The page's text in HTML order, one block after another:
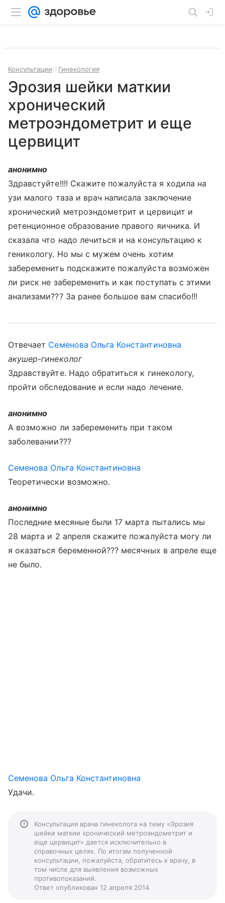
Консультации Гинекология
Эрозия шейки маткии
хронический
метроэндометрит и еще
цервицит
анонимно
Здравстуйте!!!! Скажите пожалуйста я ходила на
узи малого таза и врач написала заключение
хронический метроэндометрит и цервицит и
ретенционное образование правого яичника. И
сказала что надо лечиться и на консультацию к
геникологу. Но мы с мужем очень хотим
забеременить подскажите пожалуйста возможен
ли риск не забеременить и как поступать с этими
анализами??? За ранее большое вам спасибо!!!
Отвечает Семенова Ольга Константиновна
акушер-гинеколог
Здравствуйте. Надо обратиться к гинекологу,
пройти обследование и если надо лечение.
анонимно
А возможно ли забеременить при таком
заболевании???
Семенова Ольга Константиновна
Теоретически возможно.
анонимно
Последние месяные были 17 марта пытались мы
28 марта и 2 апреля скажите пожалуйста могу ли
я оказаться беременной??? месячных в апреле еще
не было.
Семенова Ольга Константиновна
Удачи.
Консультация врача гинеколога на тему «Эрозия
шейки маткии хронический метроэндометрит и
еще цервицит» дается исключительно в
справочных целях. По итогам полученной
консультации, пожалуйста, обратитесь к врачу, в
том числе для выявления возможных
противопоказаний.
Ответ опубликован 12 апреля 2014